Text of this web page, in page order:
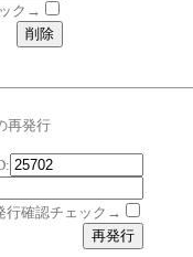
ク→
再発行
行確認チェック→